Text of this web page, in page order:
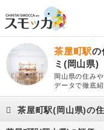
茶屋町駅の
ミ(岡山県)
岡山県の住み
データで徹底
茶屋町駅(岡山県)の